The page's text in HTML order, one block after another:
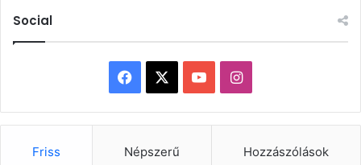
Social
Facebook YouTubeInstagram
Friss Népszerű Hozzászólások